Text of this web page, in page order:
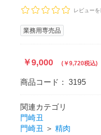
レビューを
業務用専売品
￥9,000 (￥9,720税込)
商品コード： 3195
関連カテゴリ
門崎丑
門崎丑
＞ 精肉